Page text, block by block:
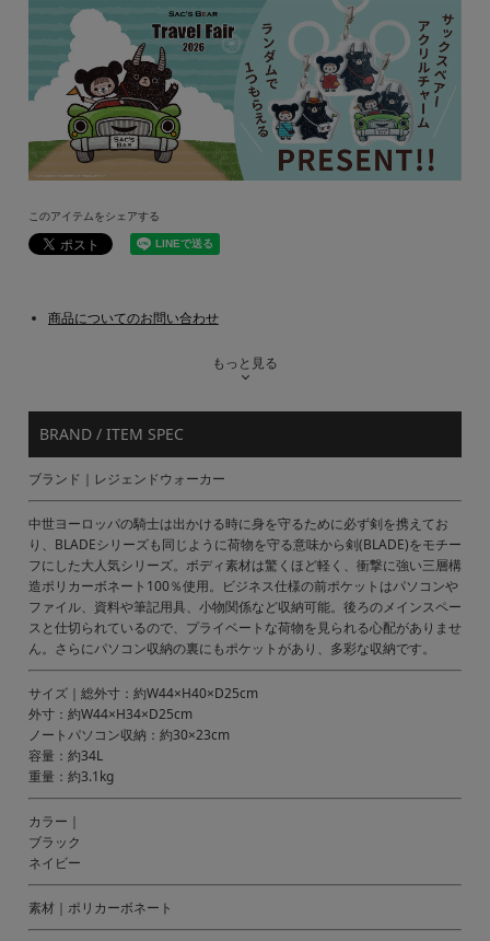
このアイテムをシェアする
商品についてのお問い合わせ
もっと見る
BRAND / ITEM SPEC
ブランド｜レジェンドウォーカー
中世ヨーロッパの騎士は出かける時に身を守るために必ず剣を携えてお
り、BLADEシリーズも同じように荷物を守る意味から剣(BLADE)をモチー
フにした大人気シリーズ。ボディ素材は驚くほど軽く、衝撃に強い三層構
造ポリカーボネート100％使用。ビジネス仕様の前ポケットはパソコンや
ファイル、資料や筆記用具、小物関係など収納可能。後ろのメインスペー
スと仕切られているので、プライベートな荷物を見られる心配がありませ
ん。さらにパソコン収納の裏にもポケットがあり、多彩な収納です。
サイズ｜総外寸：約W44×H40×D25cm
外寸：約W44×H34×D25cm
ノートパソコン収納：約30×23cm
容量：約34L
重量：約3.1kg
カラー｜
ブラック
ネイビー
素材｜ポリカーボネート